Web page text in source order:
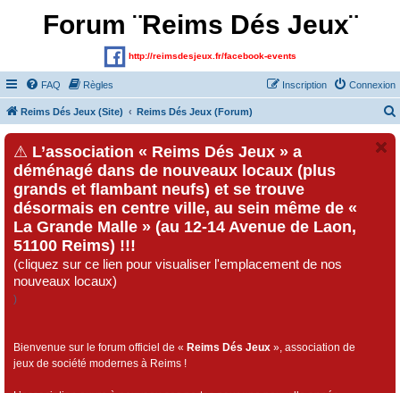
Forum ¨Reims Dés Jeux¨
http://reimsdesjeux.fr/facebook-events
FAQ Règles Connexion
Inscription
Reims Dés Jeux (Site) Reims Dés Jeux (Forum)
⚠ L’association « Reims Dés Jeux » a
déménagé dans de nouveaux locaux (plus
grands et flambant neufs) et se trouve
désormais en centre ville, au sein même de «
La Grande Malle » (au 12-14 Avenue de Laon,
51100 Reims) !!!
(cliquez sur ce lien pour visualiser l'emplacement de nos
nouveaux locaux)
)
Bienvenue sur le forum officiel de « Reims Dés Jeux », association de
jeux de société modernes à Reims !